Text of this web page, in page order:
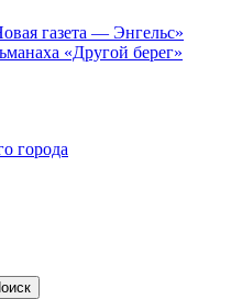
газета — Энгельс»
«Другой берег»
города